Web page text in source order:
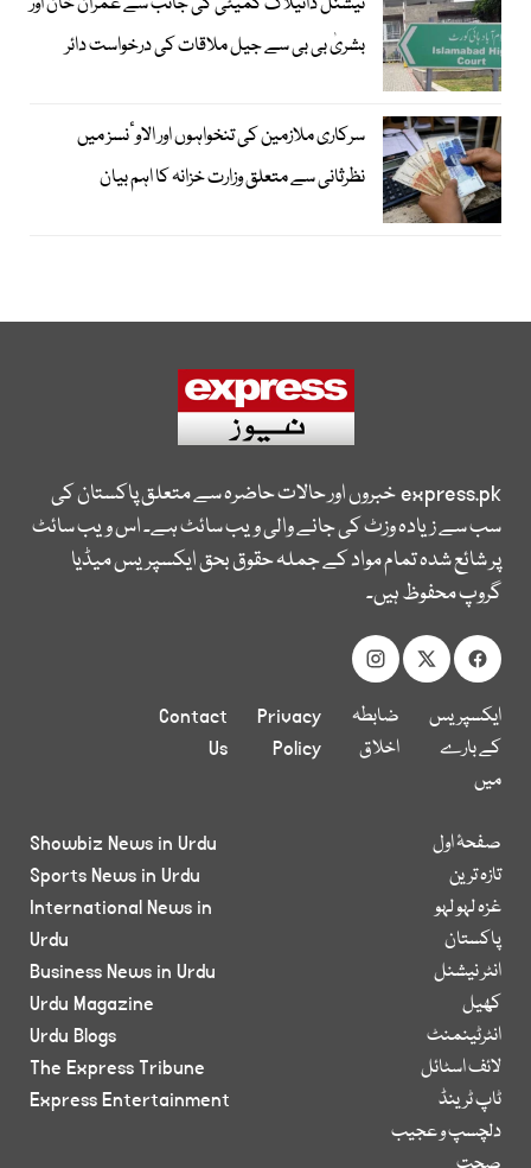
بشریٰ بی بی سے جیل ملاقات کی درخواست دائر
سرکاری ملازمین کی تنخواہوں اور الاوٴنسز میں
نظرثانی سے متعلق وزارت خزانہ کا اہم بیان
express.pkخبروں اور حالات حاضرہ سے متعلق پاکستان کی
سب سے زیادہ وزٹ کی جانے والی ویب سائٹ ہے۔ اس ویب سائٹ
پر شائع شدہ تمام مواد کے جملہ حقوق بحق ایکسپریس میڈیا
گروپ محفوظ ہیں۔
ایکسپریس
کے بارے
میں
ضابطہ
اخلاق
Privacy
Policy
Contact
Us
صفحۂ اول
تازہ ترین
غزہ لہو لہو
پاکستان
انٹر نیشنل
کھیل
انٹرٹینمنٹ
لائف اسٹائل
ٹاپ ٹرینڈ
دلچسپ و عجیب
Showbiz News in Urdu
Sports News in Urdu
International News in
Urdu
Business News in Urdu
Urdu Magazine
Urdu Blogs
The Express Tribune
Express Entertainment